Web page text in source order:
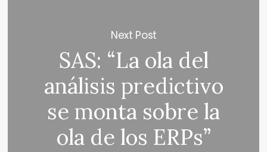
Next Post
SAS: “La ola del
análisis predictivo
se monta sobre la
ola de los ERPs”